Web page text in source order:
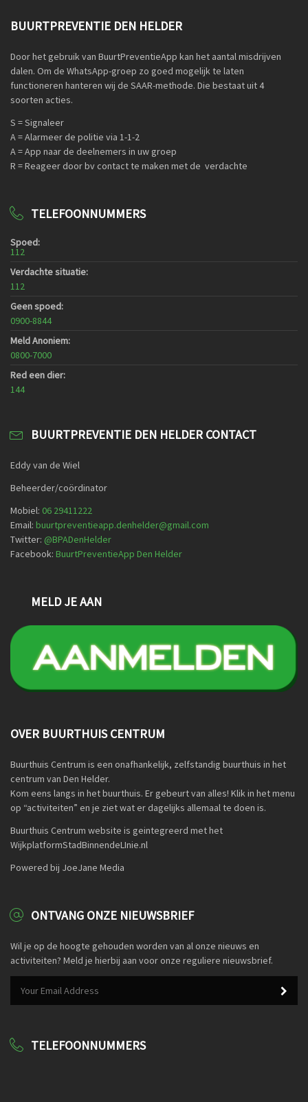
BUURTPREVENTIE DEN HELDER
Door het gebruik van BuurtPreventieApp kan het aantal misdrijven
dalen. Om de WhatsApp-groep zo goed mogelijk te laten
functioneren hanteren wij de SAAR-methode. Die bestaat uit 4
soorten acties.
S = Signaleer
A = Alarmeer de politie via 1-1-2
A = App naar de deelnemers in uw groep
R = Reageer door bv contact te maken met de verdachte
TELEFOONNUMMERS
Spoed:
112
Verdachte situatie:
112
Geen spoed:
0900-8844
Meld Anoniem:
0800-7000
Red een dier:
144
BUURTPREVENTIE DEN HELDER CONTACT
Eddy van de Wiel
Beheerder/coördinator
Mobiel: 06 29411222
Email: buurtpreventieapp.denhelder@gmail.com
Twitter: @BPADenHelder
Facebook: BuurtPreventieApp Den Helder
MELD JE AAN
OVER BUURTHUIS CENTRUM
Buurthuis Centrum is een onafhankelijk, zelfstandig buurthuis in het
centrum van Den Helder.
Kom eens langs in het buurthuis. Er gebeurt van alles! Klik in het menu
op “activiteiten” en je ziet wat er dagelijks allemaal te doen is.
Buurthuis Centrum website is geintegreerd met het
WijkplatformStadBinnendeLInie.nl
Powered bij JoeJane Media
ONTVANG ONZE NIEUWSBRIEF
Wil je op de hoogte gehouden worden van al onze nieuws en
activiteiten? Meld je hierbij aan voor onze reguliere nieuwsbrief.
TELEFOONNUMMERS